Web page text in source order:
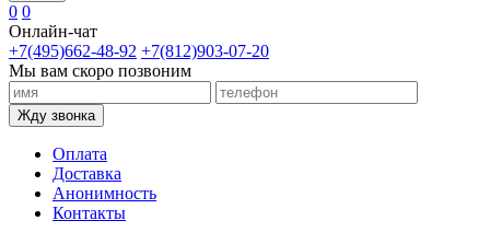
0 0
Онлайн-чат
+7(495)662-48-92 +7(812)903-07-20
Мы вам скоро позвоним
Жду звонка
Оплата
Доставка
Анонимность
Контакты